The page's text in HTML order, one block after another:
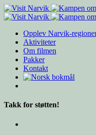
Opplev Narvik-
Aktiviteter
Om filmen
Pakker
Kontakt
Takk for støtten!